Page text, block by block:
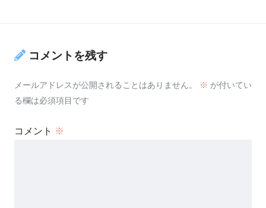
コメントを残す
メールアドレスが公開されることはありません。 ※ が付いてい
る欄は必須項目です
コメント ※